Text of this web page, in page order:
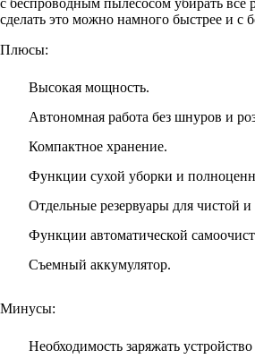
сделать это можно намного быстрее и с
Плюсы:
Высокая мощность.
Автономная работа без шнуров и
Компактное хранение.
Функции сухой уборки и
Отдельные резервуары для чистой
Функции автоматической
Съемный аккумулятор.
Минусы:
Необходимость заряжать